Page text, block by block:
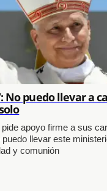
No puedo llevar a
apoyo firme a sus
llevar este
y comunión